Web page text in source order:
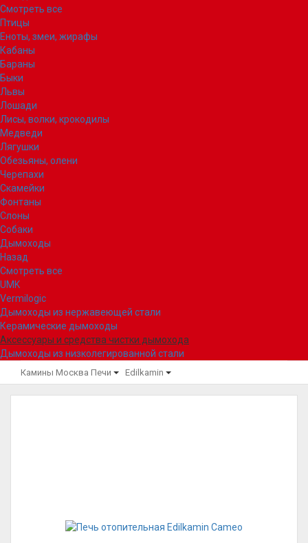
Смотреть все
Птицы
Еноты, змеи, жирафы
Кабаны
Бараны
Быки
Львы
Лошади
Лисы, волки, крокодилы
Медведи
Лягушки
Обезьяны, олени
Черепахи
Скамейки
Фонтаны
Слоны
Собаки
Дымоходы
Назад
Смотреть все
UMK
Vermilogic
Дымоходы из нержавеющей стали
Керамические дымоходы
Аксессуары и средства чистки дымохода
Дымоходы из низколегированной стали
Камины Москва Печи Edilkamin